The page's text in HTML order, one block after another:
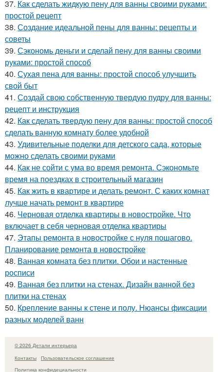
37. Как сделать жидкую пену для ванны своими руками:
простой рецепт
38. Создание идеальной пены для ванны: рецепты и
советы
39. Сэкономь деньги и сделай пену для ванны своими
руками: простой способ
40. Сухая пена для ванны: простой способ улучшить
свой быт
41. Создай свою собственную твердую пудру для ванны:
рецепт и инструкция
42. Как сделать твердую пену для ванны: простой способ
сделать ванную комнату более удобной
43. Удивительные поделки для детского сада, которые
можно сделать своими руками
44. Как не сойти с ума во время ремонта. Сэкономьте
время на поездках в строительный магазин
45. Как жить в квартире и делать ремонт. С каких комнат
лучше начать ремонт в квартире
46. Черновая отделка квартиры в новостройке. Что
включает в себя черновая отделка квартиры
47. Этапы ремонта в новостройке с нуля пошагово.
Планирование ремонта в новостройке
48. Ванная комната без плитки. Обои и настенные
росписи
49. Ванная без плитки на стенах. Дизайн ванной без
плитки на стенах
50. Крепление ванны к стене и полу. Нюансы фиксации
разных моделей ванн
© 2026 Детали интерьера
Контакты
Пользовательское соглашение
Политика конфидециальности